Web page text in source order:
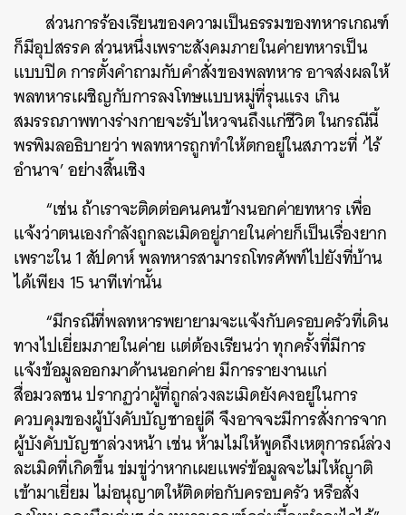
ส่วนการร้องเรียนของความเป็นธรรมของทหารเกณฑ์
ก็มีอุปสรรค ส่วนหนึ่งเพราะสังคมภายในค่ายทหารเป็น
แบบปิด การตั้งคำถามกับคำสั่งของพลทหาร อาจส่งผลให้
พลทหารเผชิญกับการลงโทษแบบหมู่ที่รุนแรง เกิน
สมรรถภาพทางร่างกายจะรับไหวจนถึงแก่ชีวิต ในกรณีนี้
พรพิมลอธิบายว่า พลทหารถูกทำให้ตกอยู่ในสภาวะที่ ‘ไร้
อำนาจ’ อย่างสิ้นเชิง
“เช่น ถ้าเราจะติดต่อคนคนข้างนอกค่ายทหาร เพื่อ
แจ้งว่าตนเองกำลังถูกละเมิดอยู่ภายในค่ายก็เป็นเรื่องยาก
เพราะใน 1 สัปดาห์ พลทหารสามารถโทรศัพท์ไปยังที่บ้าน
ได้เพียง 15 นาทีเท่านั้น
“มีกรณีที่พลทหารพยายามจะแจ้งกับครอบครัวที่เดิน
ทางไปเยี่ยมภายในค่าย แต่ต้องเรียนว่า ทุกครั้งที่มีการ
แจ้งข้อมูลออกมาด้านนอกค่าย มีการรายงานแก่
สื่อมวลชน ปรากฏว่าผู้ที่ถูกล่วงละเมิดยังคงอยู่ในการ
ควบคุมของผู้บังคับบัญชาอยู่ดี จึงอาจจะมีการสั่งการจาก
ผู้บังคับบัญชาล่วงหน้า เช่น ห้ามไม่ให้พูดถึงเหตุการณ์ล่วง
ละเมิดที่เกิดขึ้น ข่มขู่ว่าหากเผยแพร่ข้อมูลจะไม่ให้ญาติ
เข้ามาเยี่ยม ไม่อนุญาตให้ติดต่อกับครอบครัว หรือสั่ง